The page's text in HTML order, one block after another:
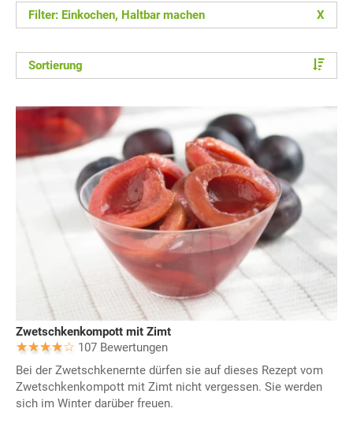
Filter: Einkochen, Haltbar machen X
Sortierung
Zwetschkenkompott mit Zimt
107 Bewertungen
Bei der Zwetschkenernte dürfen sie auf dieses Rezept vom
Zwetschkenkompott mit Zimt nicht vergessen. Sie werden
sich im Winter darüber freuen.